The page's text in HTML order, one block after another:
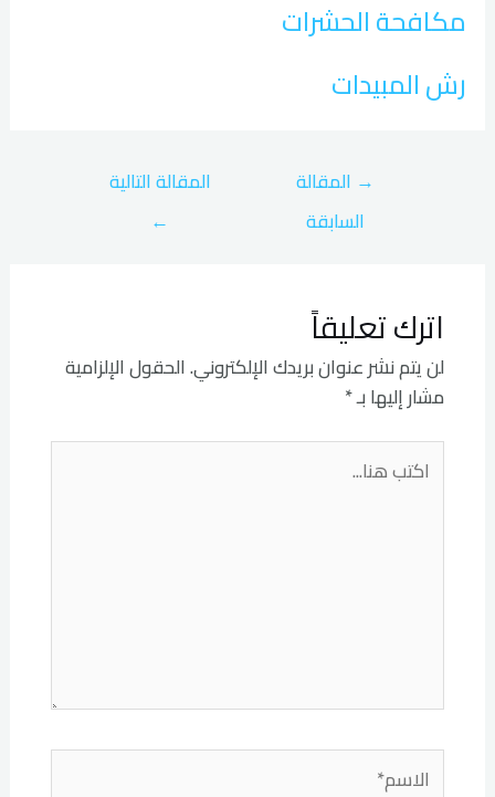
مكافحة الحشرات
رش المبيدات
→ المقالة
السابقة
المقالة التالية
←
اترك تعليقاً
لن يتم نشر عنوان بريدك الإلكتروني. الحقول الإلزامية
مشار إليها بـ*
اكتب
هنا...
الاسم*